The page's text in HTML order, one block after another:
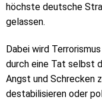
höchste deutsche
gelassen.
Dabei wird
durch eine Tat selbst
Angst und Schrecken
destabilisieren oder